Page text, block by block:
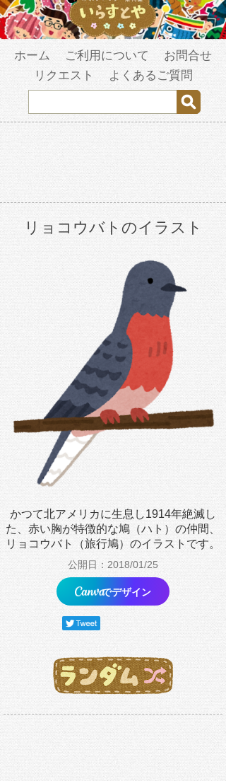
ホーム ご利用について
お問合せ
リクエスト
よくあるご質問
リョコウバトのイラスト
かつて北アメリカに生息し1914年絶滅し
た、赤い胸が特徴的な鳩（ハト）の仲間、
リョコウバト（旅行鳩）のイラストです。
公開日：2018/01/25
でデザイン